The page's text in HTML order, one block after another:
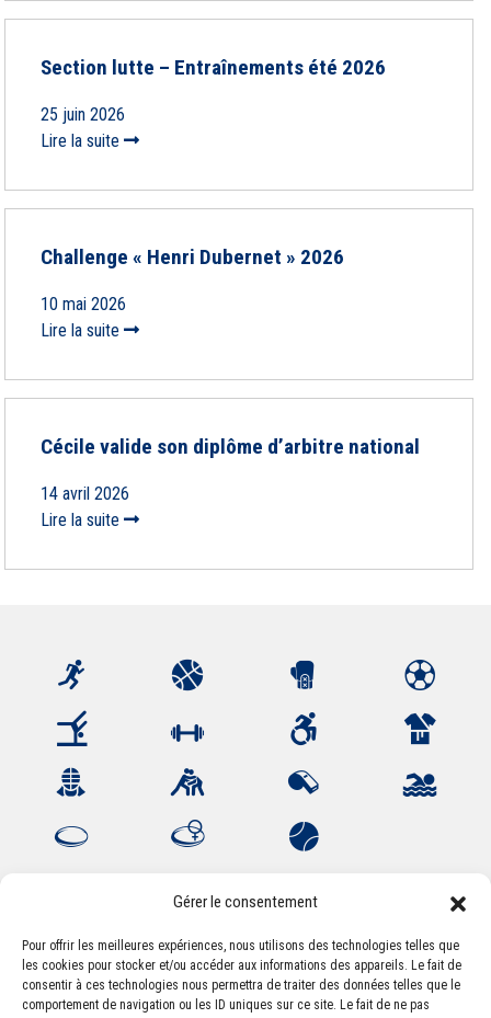
Gérer le consentement
Pour offrir les meilleures expériences, nous utilisons des technologies telles que
les cookies pour stocker et/ou accéder aux informations des appareils. Le fait de
consentir à ces technologies nous permettra de traiter des données telles que le
comportement de navigation ou les ID uniques sur ce site. Le fait de ne pas
Section lutte – Entraînements été 2026
25 juin 2026
Lire la suite
Challenge « Henri Dubernet » 2026
10 mai 2026
Lire la suite
Cécile valide son diplôme d’arbitre national
14 avril 2026
Lire la suite
Association Sportive Montferrandaise
84, boulevard Léon Jouhaux
CS 80221 - 63021 Clermont-Ferrand Cedex 2